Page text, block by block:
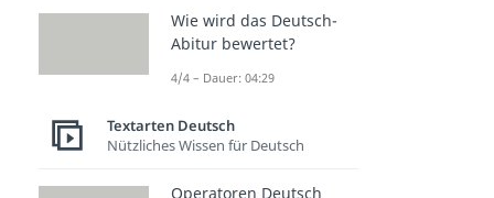
Wie wird das Deutsch-
Abitur bewertet?
4/4 – Dauer: 04:29
Textarten Deutsch
Nützliches Wissen für Deutsch
Operatoren Deutsch